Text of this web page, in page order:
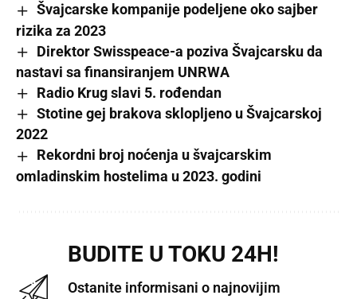
Švajcarske kompanije podeljene oko sajber
rizika za 2023
Direktor Swisspeace-a poziva Švajcarsku da
nastavi sa finansiranjem UNRWA
Radio Krug slavi 5. rođendan
Stotine gej brakova sklopljeno u Švajcarskoj
2022
Rekordni broj noćenja u švajcarskim
omladinskim hostelima u 2023. godini
BUDITE U TOKU 24H!
Ostanite informisani o najnovijim